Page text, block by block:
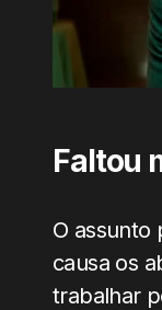
Faltou
O assunto
causa os
trabalhar